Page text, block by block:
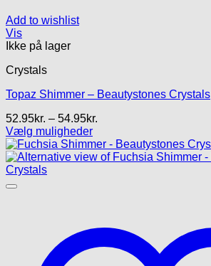
Add to wishlist
Vis
Ikke på lager
Crystals
Topaz Shimmer – Beautystones Crystals
52.95kr. – 54.95kr.
til
54.95kr.
Vælg muligheder
Dette
vare
har
flere
varesiden